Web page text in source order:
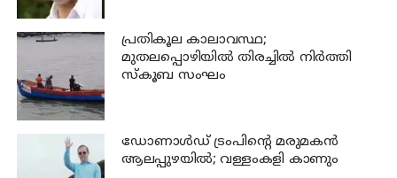
പ്രതികൂല കാലാവസ്ഥ;
മുതലപ്പൊഴിയില്‍ തിരച്ചില്‍ നിര്‍ത്തി
സ്കൂബ സംഘം
ഡോണാള്‍ഡ് ട്രംപിന്റെ മരുമകന്‍
ആലപ്പുഴയിൽ; വള്ളംകളി കാണും